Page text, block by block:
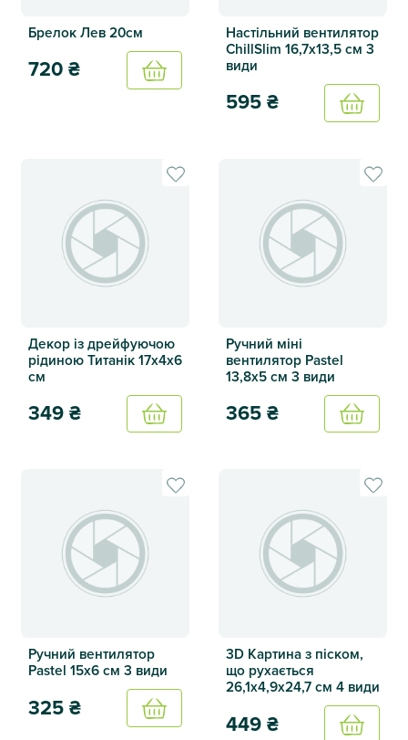
Брелок Лев 20см
720₴
Купить
Настільний вентилятор
ChillSlim 16,7х13,5 см 3
види
595₴
Купить
Декор із дрейфуючою
рідиною Титанік 17х4х6
см
349₴
Купить
Ручний міні
вентилятор Pastel
13,8х5 см 3 види
365₴
Купить
Ручний вентилятор
Pastel 15х6 см 3 види
325₴
Купить
3D Картина з піском,
що рухається
26,1х4,9х24,7 см 4 види
449₴
Купить